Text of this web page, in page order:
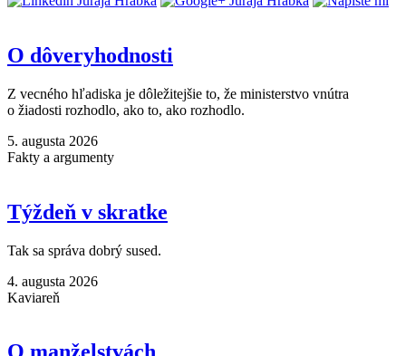
O dôveryhodnosti
Z vecného hľadiska je dôležitejšie to, že ministerstvo vnútra
o žiadosti rozhodlo, ako to, ako rozhodlo.
5. augusta 2026
Fakty a argumenty
Týždeň v skratke
Tak sa správa dobrý sused.
4. augusta 2026
Kaviareň